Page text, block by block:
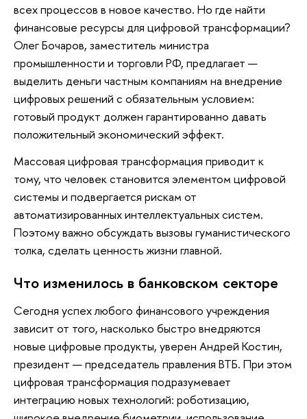
всех процессов в новое качество. Но где найти
финансовые ресурсы для цифровой трансформации?
Олег Бочаров, заместитель министра
промышленности и торговли РФ, предлагает —
выделить деньги частным компаниям на внедрение
цифровых решений с обязательным условием:
готовый продукт должен гарантированно давать
положительный экономический эффект.
Массовая цифровая трансформация приводит к
тому, что человек становится элементом цифровой
системы и подвергается рискам от
автоматизированных интеллектуальных систем.
Поэтому важно обсуждать вызовы гуманистического
толка, сделать ценность жизни главной.
Что изменилось в банковском секторе
Сегодня успех любого финансового учреждения
зависит от того, насколько быстро внедряются
новые цифровые продукты, уверен Андрей Костин,
президент — председатель правления ВТБ. При этом
цифровая трансформация подразумевает
интеграцию новых технологий: роботизацию,